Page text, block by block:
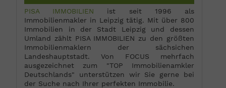
PISA IMMOBILIEN ist seit 1996 als
Immobilienmakler in Leipzig tätig. Mit über 800
Immobilien in der Stadt Leipzig und dessen
Umland zählt PISA IMMOBILIEN zu den größten
Immobilienmaklern der sächsichen
Landeshauptstadt. Von FOCUS mehrfach
ausgezeichnet zum "TOP Immobilienamkler
Deutschlands" unterstützen wir Sie gerne bei
der Suche nach Ihrer perfekten Immobilie.